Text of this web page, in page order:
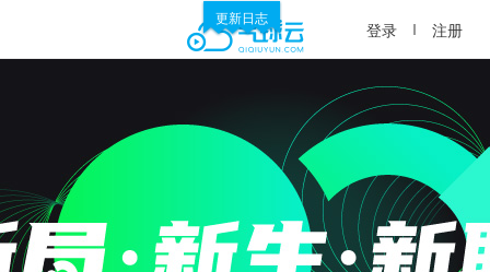
更新日志
登录 注册